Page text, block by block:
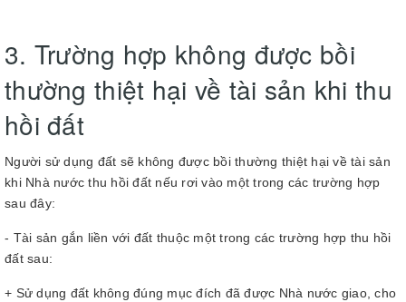
3. Trường hợp không được bồi
thường thiệt hại về tài sản khi thu
hồi đất
Người sử dụng đất sẽ không được bồi thường thiệt hại về tài sản
khi Nhà nước thu hồi đất nếu rơi vào một trong các trường hợp
sau đây:
- Tài sản gắn liền với đất thuộc một trong các trường hợp thu hồi
đất sau:
+ Sử dụng đất không đúng mục đích đã được Nhà nước giao, cho